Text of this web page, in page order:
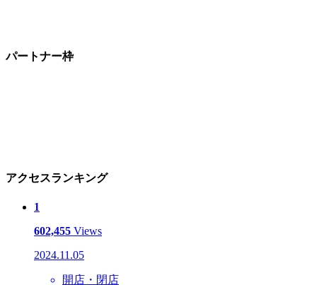
パートナー枠
アクセスランキング
1
602,455 Views
2024.11.05
開店・閉店